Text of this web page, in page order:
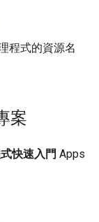
程式的資源名
案
快速入門 Apps